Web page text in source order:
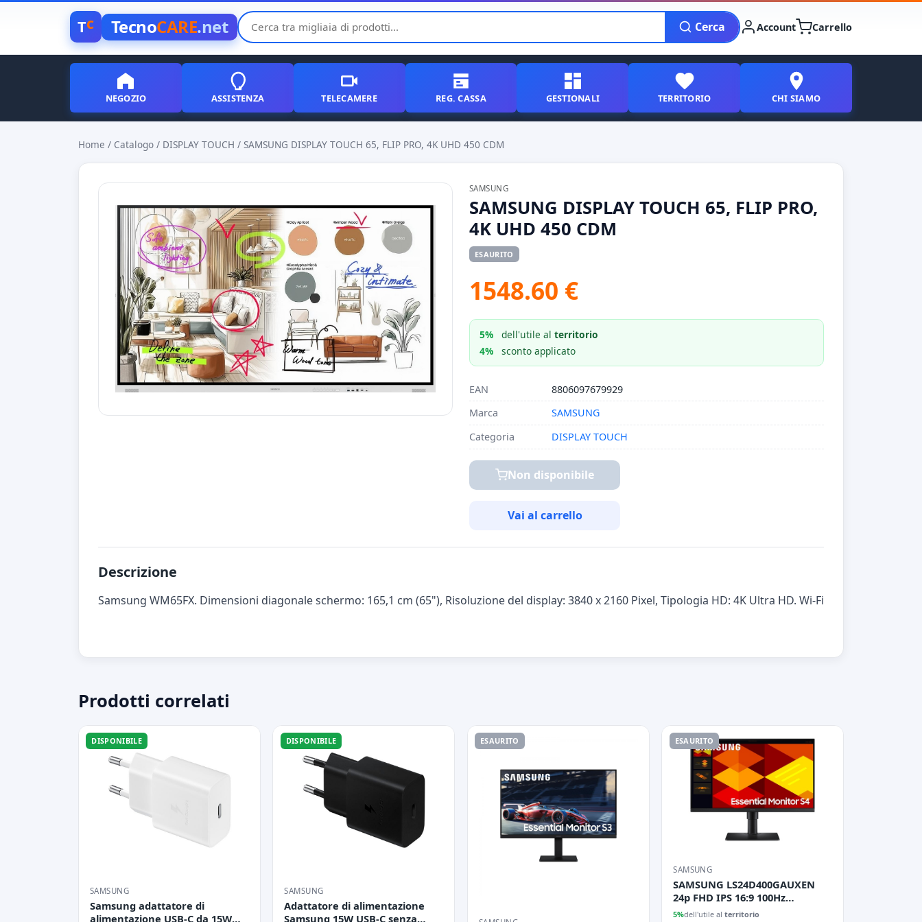
Tc TecnoCARE.net Cerca Account Carrello
NEGOZIO ASSISTENZA TELECAMERE REG. CASSA GESTIONALI TERRITORIO CHI SIAMO
Home / Catalogo / DISPLAY TOUCH / SAMSUNG DISPLAY TOUCH 65, FLIP PRO, 4K UHD 450 CDM
SAMSUNG
SAMSUNG DISPLAY TOUCH 65, FLIP PRO,
4K UHD 450 CDM
ESAURITO
1548.60 €
5% dell'utile alterritorio
4%
sconto applicato
EAN
8806097679929
Marca
SAMSUNG
Categoria
DISPLAY TOUCH
Non disponibile
Vai al carrello
Descrizione
Samsung WM65FX. Dimensioni diagonale schermo: 165,1 cm (65"), Risoluzione del display: 3840 x 2160 Pixel, Tipologia HD: 4K Ultra HD. Wi-Fi
Prodotti correlati
DISPONIBILE
SAMSUNG
Samsung adattatore di
alimentazione USB-C da 15W
DISPONIBILE
SAMSUNG
Adattatore di alimentazione
Samsung 15W USB-C senza
ESAURITO ESAURITO
SAMSUNG
SAMSUNG LS24D400GAUXEN
24p FHD IPS 16:9 100Hz
250cd/m2 5ms 1000:1 2xHDMI
5%dell'utile alterritorio